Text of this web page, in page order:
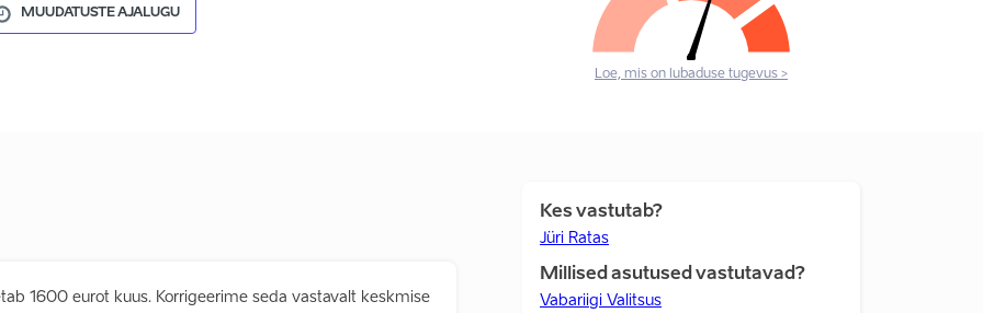
MUUDATUSTE AJALUGU
Loe, mis on lubaduse tugevus >
1600 eurot kuus. Korrigeerime seda vastavalt keskmise
Kes vastutab?
Jüri Ratas
Millised asutused vastutavad?
Vabariigi Valitsus